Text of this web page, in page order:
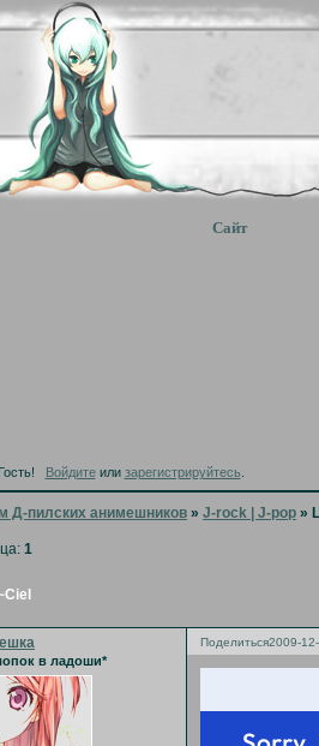
Сайт
Войдитеили зарегистрируйтесь
Д-пилских анимешников »J-rock | J-pop »
1
Поделиться2009-
в ладоши*